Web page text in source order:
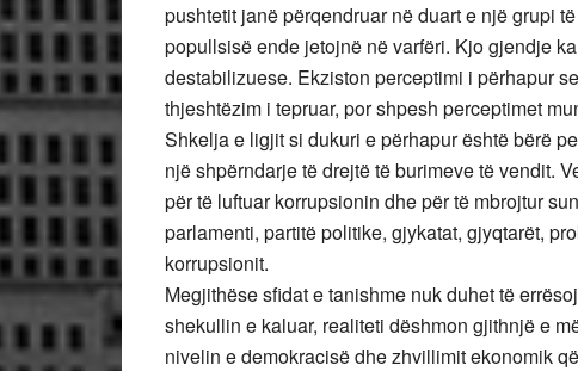
pushtetit janë përqendruar në duart e një grupi
popullsisë ende jetojnë në varfëri. Kjo gjendje
destabilizuese. Ekziston perceptimi i përhapur
thjeshtëzim i tepruar, por shpesh perceptimet
Shkelja e ligjit si dukuri e përhapur është bërë
një shpërndarje të drejtë të burimeve të vendit.
për të luftuar korrupsionin dhe për të mbrojtur
parlamenti, partitë politike, gjykatat, gjyqtarët,
korrupsionit.
Megjithëse sfidat e tanishme nuk duhet të
shekullin e kaluar, realiteti dëshmon gjithnjë e
nivelin e demokracisë dhe zhvillimit ekonomik